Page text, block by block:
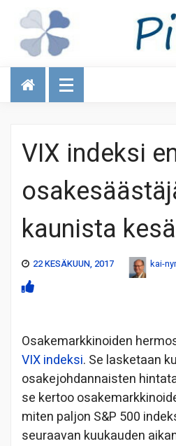
Talous
VIX indeksi
kaunista
22 KESÄKUUN, 2017 kai-
Osakemarkkinoiden
VIX indeksi. Se lasketaan
osakejohdannaisten
se kertoo
miten paljon S&P 500
seuraavan kuukauden